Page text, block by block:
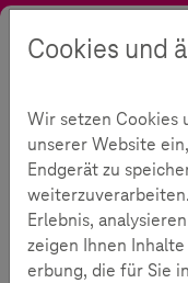
KI für den
KI in der
Cookies und
Wir setzen Cookies
unserer Website
Endgerät zu
Erlebnis,
zeigen Ihnen
erbung, die für Sie